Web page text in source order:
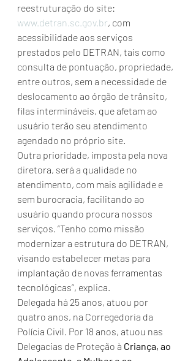
reestruturação do site:
www.detran.sc.gov.br, com
acessibilidade aos serviços
prestados pelo DETRAN, tais como
consulta de pontuação, propriedade,
entre outros, sem a necessidade de
deslocamento ao órgão de trânsito,
filas intermináveis, que afetam ao
usuário terão seu atendimento
agendado no próprio site.
Outra prioridade, imposta pela nova
diretora, será a qualidade no
atendimento, com mais agilidade e
sem burocracia, facilitando ao
usuário quando procura nossos
serviços. “Tenho como missão
modernizar a estrutura do DETRAN,
visando estabelecer metas para
implantação de novas ferramentas
tecnológicas”, explica.
Delegada há 25 anos, atuou por
quatro anos, na Corregedoria da
Polícia Civil. Por 18 anos, atuou nas
Delegacias de Proteção à Criança, ao